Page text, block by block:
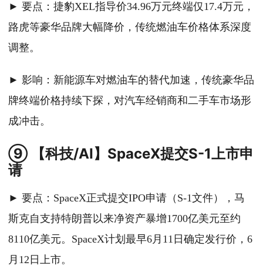
► 要点：捷豹XEL指导价34.96万元终端仅17.4万元，
路虎等豪华品牌大幅降价，传统燃油车价格体系深度
调整。
► 影响：新能源车对燃油车的替代加速，传统豪华品
牌终端价格持续下探，对汽车经销商和二手车市场形
成冲击。
⑨ 【科技/AI】SpaceX提交S-1上市申
请
► 要点：SpaceX正式提交IPO申请（S-1文件），马
斯克自支持特朗普以来净资产暴增1700亿美元至约
8110亿美元。SpaceX计划最早6月11日确定发行价，6
月12日上市。